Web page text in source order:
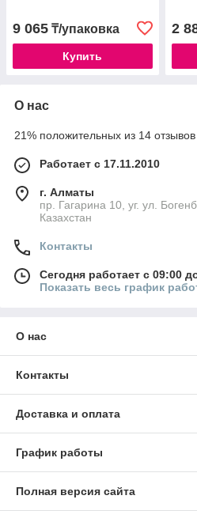
9 065 ₸/упаковка
Купить
2
О нас
21% положительных из 14 отзывов
Работает с 17.11.2010
г. Алматы
пр. Гагарина 10, уг. ул.
Казахстан
Контакты
Сегодня работает с 09:00
Показать весь график
О нас
Контакты
Доставка и оплата
График работы
Полная версия сайта